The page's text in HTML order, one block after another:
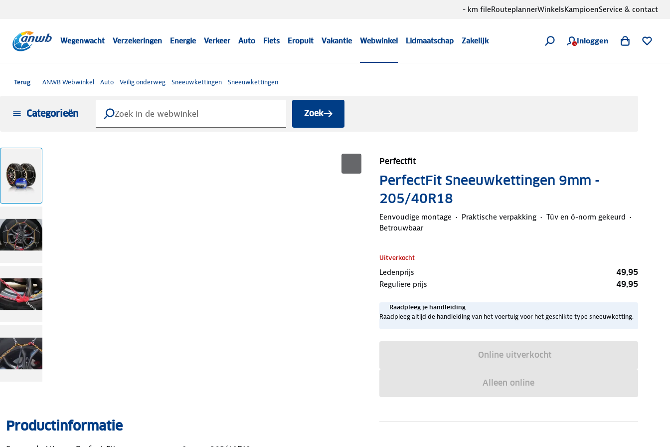
Wegenwacht Verzekeringen Energie Verkeer Auto Fiets Eropuit Vakantie Webwinkel Lidmaatschap Zakelijk Inloggen
- km fileRouteplannerWinkelsKampioenService & contact
Terug ANWB Webwinkel Auto Veilig onderweg Sneeuwkettingen Sneeuwkettingen
Categorieën Zoek
Perfectfit
PerfectFit Sneeuwkettingen 9mm -
205/40R18
Eenvoudige montage Praktische verpakking
Tüv en ö-norm gekeurd
Betrouwbaar
Uitverkocht
Ledenprijs 49,95
Reguliere prijs 49,95
Raadpleeg je handleiding
Raadpleeg altijd de handleiding van het voertuig voor het geschikte type sneeuwketting.
Online uitverkocht
Alleen online
Productinformatie